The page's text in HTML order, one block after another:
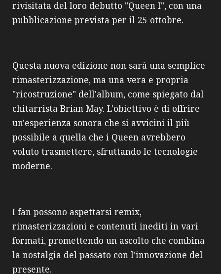
rivisitata del loro debutto "Queen I", con una
pubblicazione prevista per il 25 ottobre.
Questa nuova edizione non sarà una semplice
rimasterizzazione, ma una vera e propria
"ricostruzione" dell'album, come spiegato dal
chitarrista Brian May. L'obiettivo è di offrire
un'esperienza sonora che si avvicini il più
possibile a quella che i Queen avrebbero
voluto trasmettere, sfruttando le tecnologie
moderne.
I fan possono aspettarsi remix,
rimasterizzazioni e contenuti inediti in vari
formati, promettendo un ascolto che combina
la nostalgia del passato con l'innovazione del
presente.